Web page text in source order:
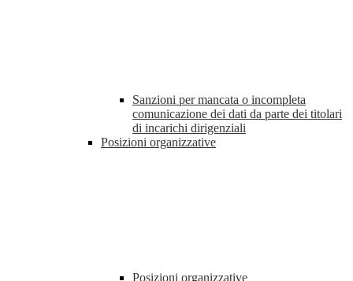
Sanzioni per mancata o incompleta
comunicazione dei dati da parte dei titolari
di incarichi dirigenziali
Posizioni organizzative
Posizioni organizzative